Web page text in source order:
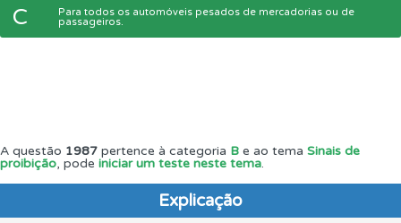
C
Para todos os automóveis pesados de mercadorias ou de
passageiros.
A questão 1987 pertence à categoria B e ao tema Sinais de
proibição, pode iniciar um teste neste tema.
Explicação